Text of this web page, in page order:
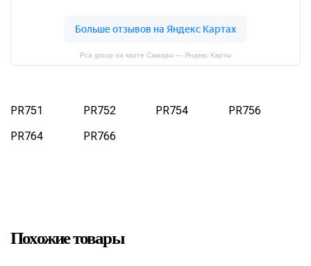
Pca group на карте Самары — Яндекс Карты
PR751 PR752 PR754
PR756
PR764
PR766
Похожие товары